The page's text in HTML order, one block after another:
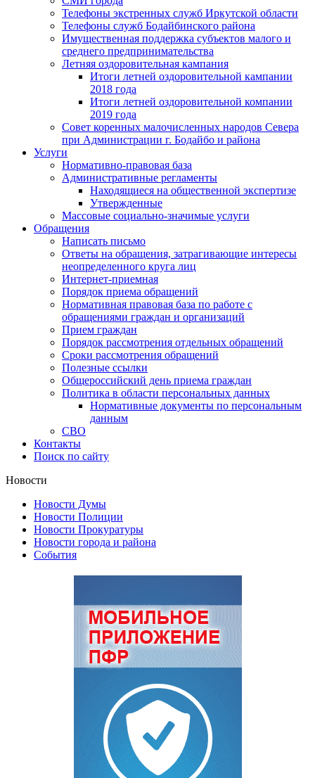
Телефоны экстренных служб Иркутской области
Телефоны служб Бодайбинского района
Имущественная поддержка субъектов малого и
среднего предпринимательства
Летняя оздоровительная кампания
Итоги летней оздоровительной кампании
2018 года
Итоги летней оздоровительной компании
2019 года
Совет коренных малочисленных народов Севера
при Администрации г. Бодайбо и района
Услуги
Нормативно-правовая база
Административные регламенты
Находящиеся на общественной экспертизе
Утвержденные
Массовые социально-значимые услуги
Обращения
Написать письмо
Ответы на обращения, затрагивающие интересы
неопределенного круга лиц
Интернет-приемная
Порядок приема обращений
Нормативная правовая база по работе с
обращениями граждан и организаций
Прием граждан
Порядок рассмотрения отдельных обращений
Сроки рассмотрения обращений
Полезные ссылки
Общероссийский день приема граждан
Политика в области персональных данных
Нормативные документы по персональным
данным
СВО
Контакты
Поиск по сайту
Новости
Новости Думы
Новости Полиции
Новости Прокуратуры
Новости города и района
События